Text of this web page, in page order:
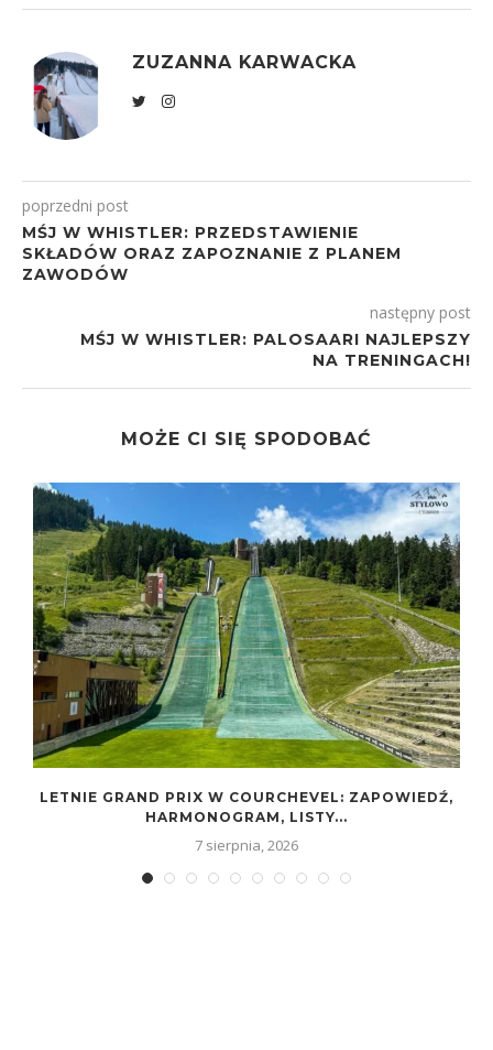
ZUZANNA KARWACKA
poprzedni post
MŚJ W WHISTLER: PRZEDSTAWIENIE
SKŁADÓW ORAZ ZAPOZNANIE Z PLANEM
ZAWODÓW
następny post
MŚJ W WHISTLER: PALOSAARI NAJLEPSZY
NA TRENINGACH!
MOŻE CI SIĘ SPODOBAĆ
LETNIE GRAND PRIX W COURCHEVEL: ZAPOWIEDŹ,
HARMONOGRAM, LISTY...
7 sierpnia, 2026